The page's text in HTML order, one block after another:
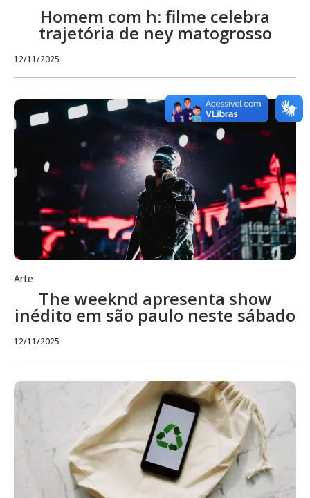
Homem com h: filme celebra
trajetória de ney matogrosso
12/11/2025
Arte
The weeknd apresenta show
inédito em são paulo neste sábado
12/11/2025